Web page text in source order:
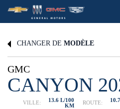
CHANGER DE MODÈLE
GMC
CANYON
VILLE:
13.6 L/100
KM
ROUTE: